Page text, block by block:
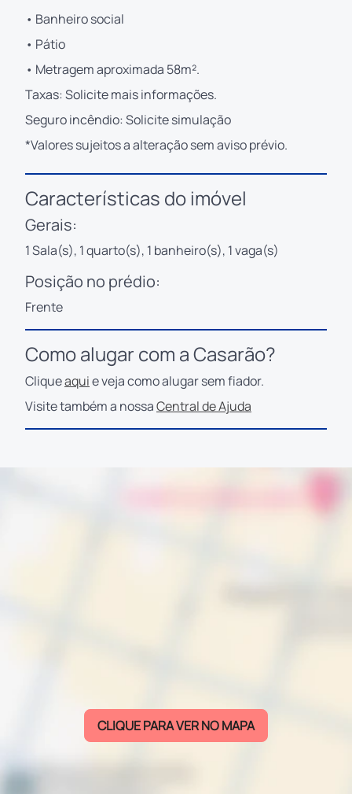
• Banheiro social
• Pátio
• Metragem aproximada 58m².
Taxas: Solicite mais informações.
Seguro incêndio: Solicite simulação
*Valores sujeitos a alteração sem aviso prévio.
Características do imóvel
Gerais:
1 Sala(s), 1 quarto(s), 1 banheiro(s), 1 vaga(s)
Posição no prédio:
Frente
Como alugar com a Casarão?
Cliqueaquie veja como alugar sem fiador.
Visite também a nossaCentral de Ajuda
CLIQUE PARA VER NO MAPA